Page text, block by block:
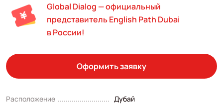
Global Dialog — официальный
представитель English Path Dubai
в России!
Оформить заявку
Расположение
Дубай